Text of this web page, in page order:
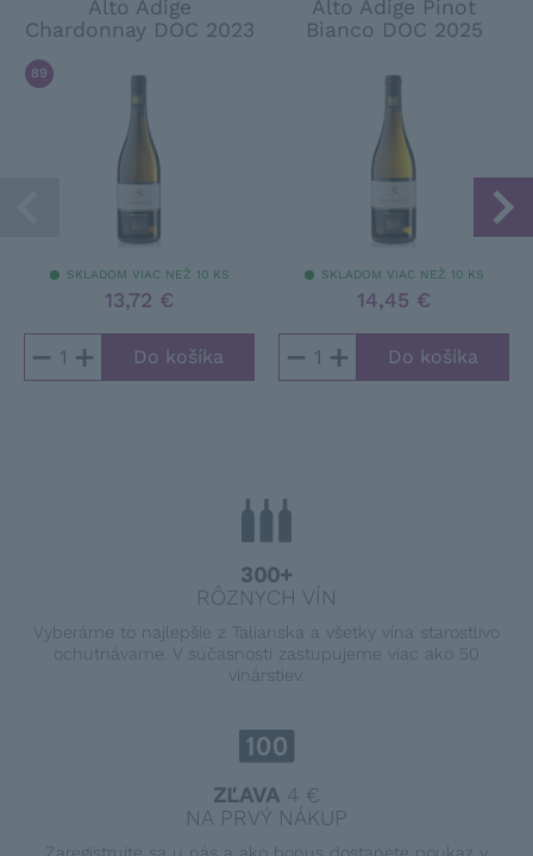
Alto Adige
Chardonnay DOC 2023
89 WINE SPECTATOR
SKLADOM VIAC NEŽ 10 KS
13,72 €
− +
Alto Adige Pinot
Bianco DOC 2025
SKLADOM VIAC NEŽ 10 KS
14,45 €
− +
300+
RÔZNYCH VÍN
Vyberáme to najlepšie z Talianska a všetky vína starostlivo
ochutnávame. V súčasnosti zastupujeme viac ako 50
vinárstiev.
ZĽAVA 4 €
NA PRVÝ NÁKUP